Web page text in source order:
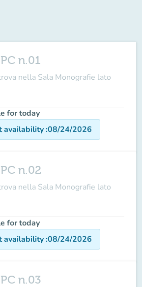
n.01
nella Sala Monografie lato
for today
availability:08/24/2026
n.02
nella Sala Monografie lato
for today
availability:08/24/2026
n.03